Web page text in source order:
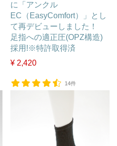
に「アンクル
EC（EasyComfort）」とし
て再デビューしました！
足指への適正圧(OPZ構造)
採用!※特許取得済
¥ 2,420
14件